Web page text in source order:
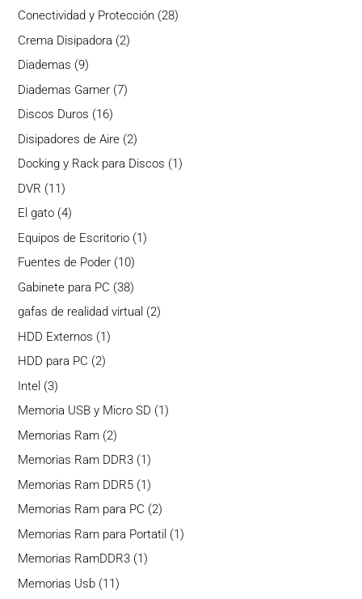
productos
Conectividad y Protección 2828
Crema Disipadora 22
Diademas 99
productos
Diademas Gamer 77
Discos Duros 1616
productos
Disipadores de Aire 22
productos
Docking y Rack para Discos 1 1
DVR 1111
productos
El gato 44
productos
Equipos de Escritorio 11
Fuentes de Poder 1010
productos
Gabinete para PC 3838
productos
gafas de realidad virtual 22
HDD Externos 11
HDD para PC 22
Intel 33
productos
Memoria USB y Micro SD 1 1
Memorias Ram 22
productos
Memorias Ram DDR3 1 1
producto
Memorias Ram DDR5 11
producto
Memorias Ram para PC 22
productos
Memorias Ram para Portatil 11
Memorias RamDDR3 1 1
Memorias Usb 1111